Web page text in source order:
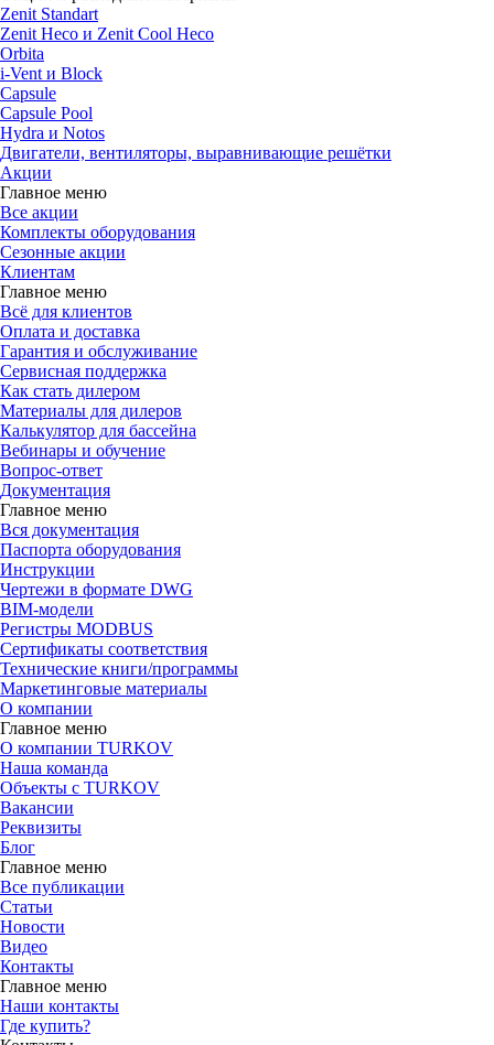
Zenit Standart
Zenit Heco и Zenit Cool Heco
Orbita
i-Vent и Block
Capsule
Capsule Pool
Hydra и Notos
Двигатели, вентиляторы, выравнивающие решётки
Акции
Главное меню
Все акции
Комплекты оборудования
Сезонные акции
Клиентам
Главное меню
Всё для клиентов
Оплата и доставка
Гарантия и обслуживание
Сервисная поддержка
Как стать дилером
Материалы для дилеров
Калькулятор для бассейна
Вебинары и обучение
Вопрос-ответ
Документация
Главное меню
Вся документация
Паспорта оборудования
Инструкции
Чертежи в формате DWG
BIM-модели
Регистры MODBUS
Сертификаты соответствия
Технические книги/программы
Маркетинговые материалы
О компании
Главное меню
О компании TURKOV
Наша команда
Объекты с TURKOV
Вакансии
Реквизиты
Блог
Главное меню
Все публикации
Статьи
Новости
Видео
Контакты
Главное меню
Наши контакты
Где купить?